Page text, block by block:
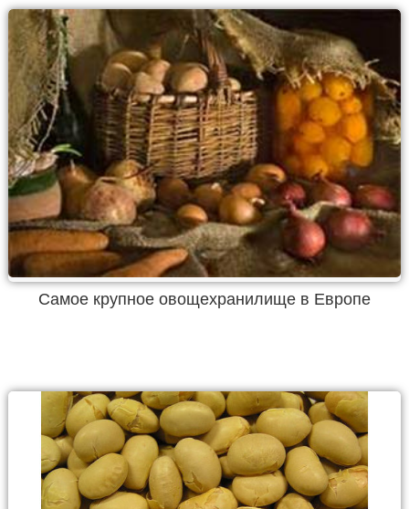
Самое крупное овощехранилище в Европе